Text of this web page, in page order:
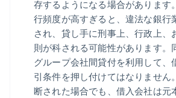
存するようになる場合があります
行頻度が高すぎると、違法な銀行
され、貸し手に刑事上、行政上、
則が科される可能性があります。
グループ会社間貸付を利用して、
引条件を押し付けてはなりません
断された場合でも、借入会社は元